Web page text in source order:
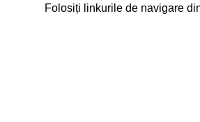
Folosiți linkurile de navigare